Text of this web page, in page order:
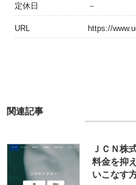
定休日 －
URL https://
関連記事
ＪＣＮ株
料金を抑
いこなす